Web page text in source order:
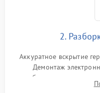
2.
Аккуратное вскрытие
Демонтаж
преобразователя и
на окисление и